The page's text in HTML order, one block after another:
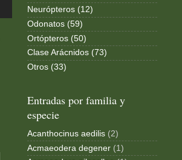
Neurópteros (12)
Odonatos (59)
Ortópteros (50)
Clase Arácnidos (73)
Otros (33)
Entradas por familia y
especie
Acanthocinus aedilis (2)
Acmaeodera degener (1)